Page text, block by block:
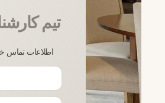
تیم
اطلاعات تماس